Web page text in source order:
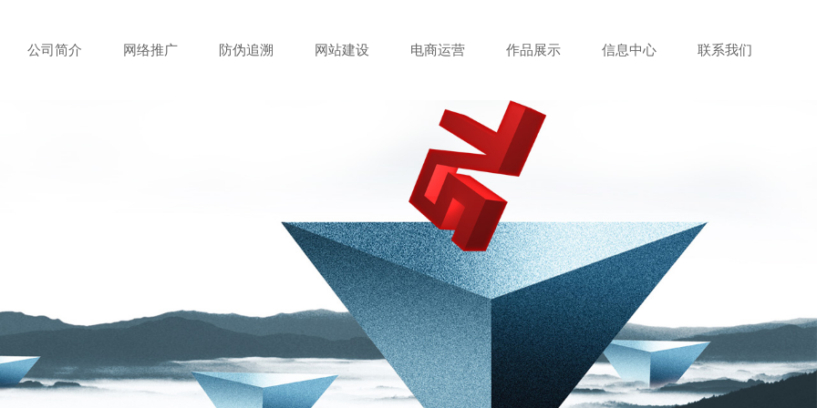
公司简介 网络推广 防伪追溯 网站建设 电商运营 作品展示 信息中心 联系我们